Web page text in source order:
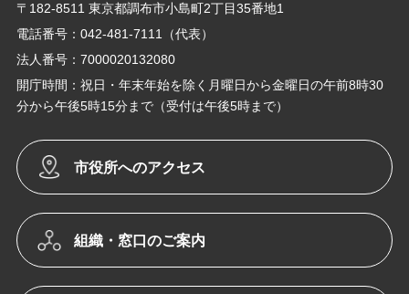
〒182-8511 東京都調布市小島町2丁目35番地1
電話番号：042-481-7111（代表）
法人番号：7000020132080
開庁時間：祝日・年末年始を除く月曜日から金曜日の午前8時30
分から午後5時15分まで（受付は午後5時まで）
市役所へのアクセス
組織・窓口のご案内